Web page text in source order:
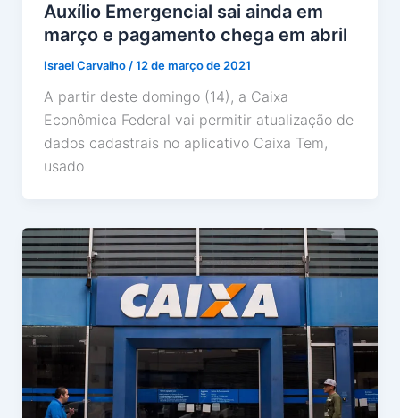
Auxílio Emergencial sai ainda em
março e pagamento chega em abril
Israel Carvalho/12 de março de 2021
A partir deste domingo (14), a Caixa
Econômica Federal vai permitir atualização de
dados cadastrais no aplicativo Caixa Tem,
usado